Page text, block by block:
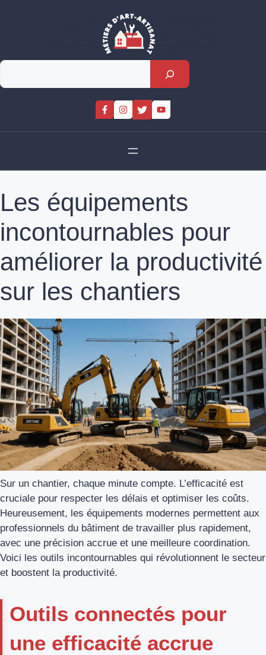
Rechercher
Les équipements
incontournables pour
améliorer la productivité
sur les chantiers
Sur un chantier, chaque minute compte. L’efficacité est
cruciale pour respecter les délais et optimiser les coûts.
Heureusement, les équipements modernes permettent aux
professionnels du bâtiment de travailler plus rapidement,
avec une précision accrue et une meilleure coordination.
Voici les outils incontournables qui révolutionnent le secteur
et boostent la productivité.
Outils connectés pour
une efficacité accrue